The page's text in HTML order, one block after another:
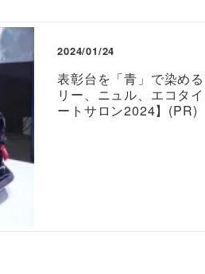
2024/01/24
表彰台を「青」で染め
リー、ニュル、エコタ
ートサロン2024】(PR)